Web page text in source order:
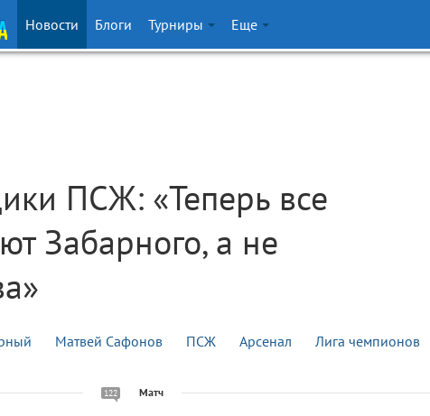
Новости Блоги Турниры Еще
ПСЖ: «Теперь все
Забарного, а не
Матвей Сафонов ПСЖ Арсенал Лига чемпионов
122 Матч